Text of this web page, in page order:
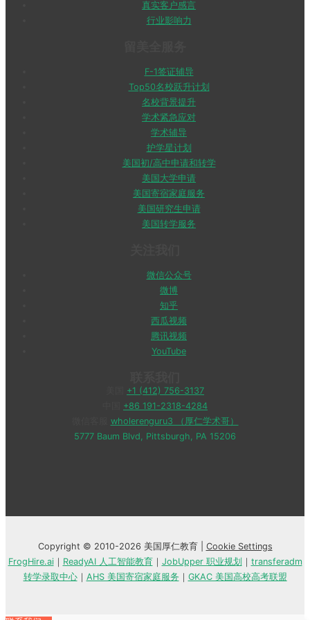
真实客户感言
行业影响力
F-1签证辅导
Top50名校跃升计划
名校背景提升
学术紧急应对
学术辅导
护学星计划
美国初/高中申请和转学
美国大学申请
美国寄宿家庭服务
美国研究生申请
美国转学服务
微信公众号
微博
知乎
西瓜视频
腾讯视频
YouTube
+1 (412) 756-3137
+86 191-2318-4284
wholerenguru3 （厚仁学术哥）
5777 Baum Blvd, Pittsburgh, PA 15206
Copyright © 2010-2026 美国厚仁教育 | Cookie Settings
FrogHire.ai｜ ReadyAI 人工智能教育｜ JobUpper 职业规划 ｜ transferadm
转学录取中心｜ AHS 美国寄宿家庭服务 ｜ GKAC 美国高校高考联盟